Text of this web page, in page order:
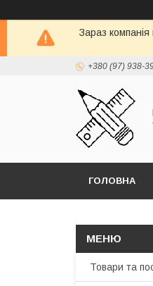
Зараз
+380 (97) 938-
ГОЛОВНА
Товари та